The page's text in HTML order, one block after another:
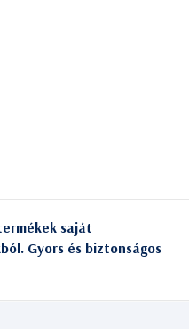
saját
Gyors és biztonságos